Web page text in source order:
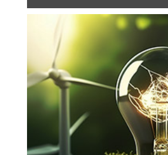
Энергетический сектор
изменчив. Трансформация и
развитие определяют
развития отрасли. Наряду с
традиционными темами,
энергобезопасность и
энергоэффективность зданий
неотъемлемым условием.